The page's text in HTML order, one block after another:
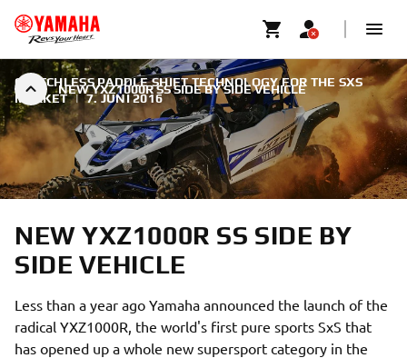
NEW YXZ1000R SS SIDE BY SIDE VEHICLE
CLUTCHLESS PADDLE SHIFT TECHNOLOGY FOR THE SXS
MARKET | 7. JUNI 2016
NEW YXZ1000R SS SIDE BY
SIDE VEHICLE
Less than a year ago Yamaha announced the launch of the
radical YXZ1000R, the world's first pure sports SxS that
has opened up a whole new supersport category in the